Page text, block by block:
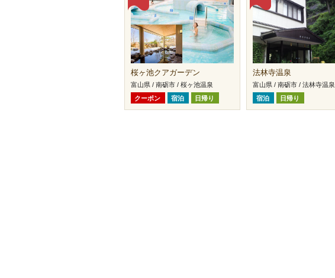
桜ヶ池クアガーデン
富山県 / 南砺市 / 桜ヶ池温泉
クーポン
宿泊 日帰り
法林寺温泉
富山県 / 南砺市 / 法林寺温泉
宿泊
日帰り